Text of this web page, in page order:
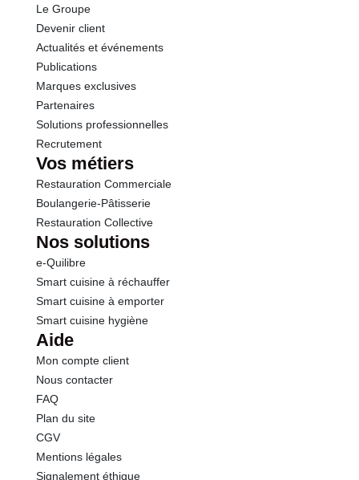
Le Groupe
Devenir client
Actualités et événements
Publications
Marques exclusives
Partenaires
Solutions professionnelles
Recrutement
Vos métiers
Restauration Commerciale
Boulangerie-Pâtisserie
Restauration Collective
Nos solutions
e-Quilibre
Smart cuisine à réchauffer
Smart cuisine à emporter
Smart cuisine hygiène
Aide
Mon compte client
Nous contacter
FAQ
Plan du site
CGV
Mentions légales
Signalement éthique